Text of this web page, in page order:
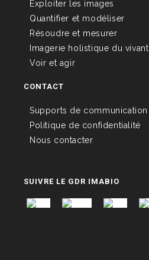
Exploiter les images
Quantifier et modéliser
Résoudre et mesurer
Imagerie holistique du vivant
Voir et agir
CONTACT
Supports de communication
Politique de confidentialité
Nous contacter
SUIVRE LE GDR IMABIO